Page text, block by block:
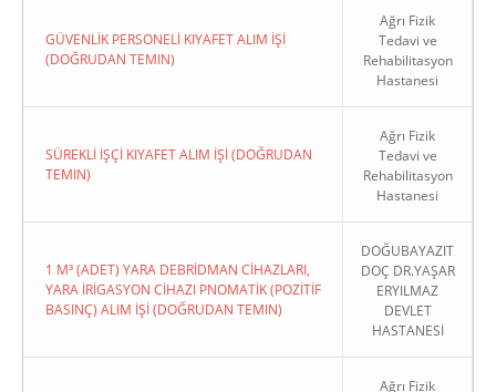
GÜVENLİK PERSONELİ KIYAFET ALIM İŞİ
(DOĞRUDAN TEMIN)
Ağrı Fizik
Tedavi ve
Rehabilitasyon
Hastanesi
SÜREKLİ İŞÇİ KIYAFET ALIM İŞİ (DOĞRUDAN
TEMIN)
Ağrı Fizik
Tedavi ve
Rehabilitasyon
Hastanesi
1 M³ (ADET) YARA DEBRİDMAN CİHAZLARI,
YARA İRİGASYON CİHAZI PNOMATİK (POZİTİF
BASINÇ) ALIM İŞİ (DOĞRUDAN TEMIN)
DOĞUBAYAZIT
DOÇ DR.YAŞAR
ERYILMAZ
DEVLET
HASTANESİ
Ağrı Fizik